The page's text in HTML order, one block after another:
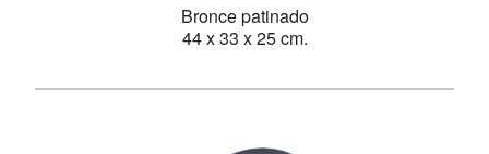
Bronce patinado
44 x 33 x 25 cm.